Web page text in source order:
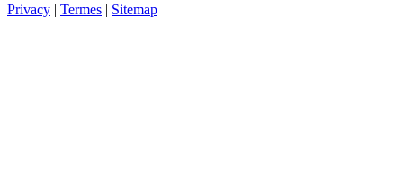
Privacy | Termes | Sitemap